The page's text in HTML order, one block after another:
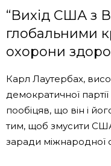
“Вихід США з
глобальними
охорони
Карл Лаутербах,
демократичної
пообіцяв, що він і
тим, щоб змусити
заради міжнародної